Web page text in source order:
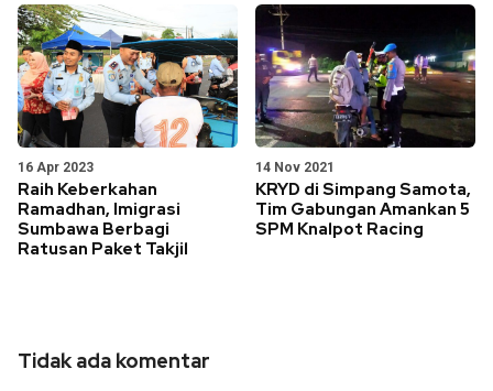
16 Apr 2023
Raih Keberkahan
Ramadhan, Imigrasi
Sumbawa Berbagi
Ratusan Paket Takjil
14 Nov 2021
KRYD di Simpang Samota,
Tim Gabungan Amankan 5
SPM Knalpot Racing
Tidak ada komentar